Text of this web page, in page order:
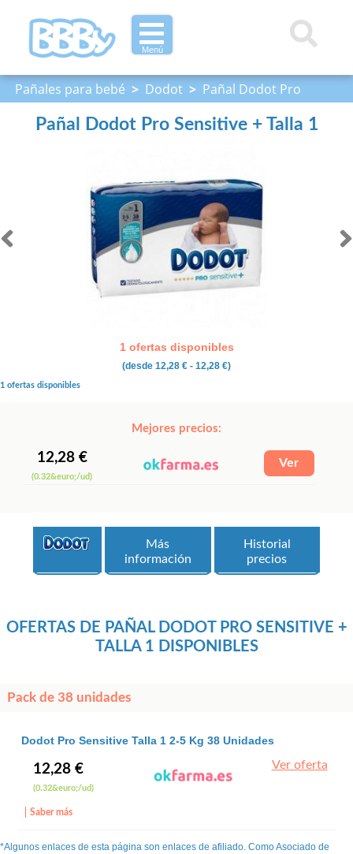
Menú
Pañales para bebé > Dodot > Pañal Dodot Pro
Sensitive + Talla 1
Pañal Dodot Pro Sensitive + Talla 1
1 ofertas disponibles
(desde 12,28 € - 12,28 €)
1 ofertas disponibles
Mejores precios:
12,28 €
(0.32&euro;/ud)
Más
información
Historial
precios
OFERTAS DE PAÑAL DODOT PRO SENSITIVE +
TALLA 1 DISPONIBLES
Pack de 38 unidades
Dodot Pro Sensitive Talla 1 2-5 Kg 38 Unidades
Saber más
12,28 €
(0.32&euro;/ud)
Ver oferta
*Algunos enlaces de esta página son enlaces de afiliado. Como Asociado de